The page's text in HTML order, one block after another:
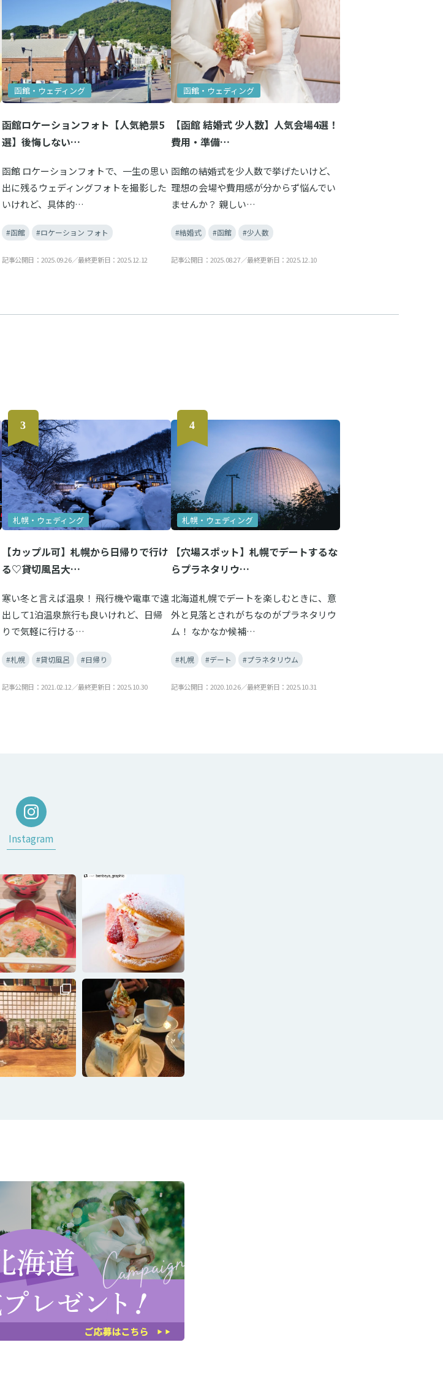
函館・ウェディング
函館ロケーションフォト【人気絶景5
選】後悔しない…
函館 ロケーションフォトで、一生の思い
出に残るウェディングフォトを撮影した
いけれど、具体的…
#函館 #ロケーション フォト
記事公開日：2025.09.26／最終更新日：2025.12.12
函館・ウェディング
【函館 結婚式 少人数】人気会場4選！
費用・準備…
函館の結婚式を少人数で挙げたいけど、
理想の会場や費用感が分からず悩んでい
ませんか？ 親しい…
#結婚式 #函館 #少人数
記事公開日：2025.08.27／最終更新日：2025.12.10
札幌・ウェディング
【カップル可】札幌から日帰りで行け
る♡貸切風呂大…
寒い冬と言えば温泉！ 飛行機や電車で遠
出して1泊温泉旅行も良いけれど、日帰
りで気軽に行ける…
#札幌 #貸切風呂 #日帰り
記事公開日：2021.02.12／最終更新日：2025.10.30
札幌・ウェディング
【穴場スポット】札幌でデートするな
らプラネタリウ…
北海道札幌でデートを楽しむときに、意
外と見落とされがちなのがプラネタリウ
ム！ なかなか候補…
#札幌 #デート #プラネタリウム
記事公開日：2020.10.26／最終更新日：2025.10.31
Instagram